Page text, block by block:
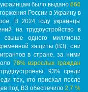
украинцам было выдано 666
России в Украину в
В 2024 году украинцы
на трудоустройство в
одного миллиона
защиты (ВЗ), они
в стране, за ними
78% взрослых граждан
93% среди
тех, кто приехал после
под ВЗ обеспечило2,7 %